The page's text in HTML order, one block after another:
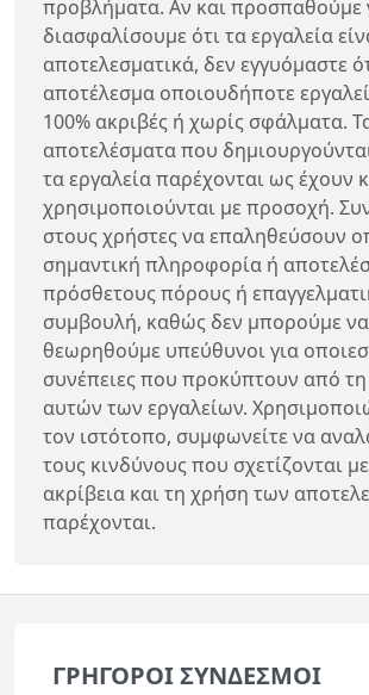
προβλήματα. Αν και προσπαθούμε
διασφαλίσουμε ότι τα εργαλεία
αποτελεσματικά, δεν εγγυόμαστε
αποτέλεσμα οποιουδήποτε
100% ακριβές ή χωρίς σφάλματα.
αποτελέσματα που
τα εργαλεία παρέχονται ως έχουν
χρησιμοποιούνται με προσοχή.
στους χρήστες να επαληθεύσουν
σημαντική πληροφορία ή
πρόσθετους πόρους ή
συμβουλή, καθώς δεν μπορούμε να
θεωρηθούμε υπεύθυνοι για
συνέπειες που προκύπτουν από
αυτών των εργαλείων.
τον ιστότοπο, συμφωνείτε να
τους κινδύνους που σχετίζονται
ακρίβεια και τη χρήση των
παρέχονται.
ΓΡΉΓΟΡΟΙ ΣΎΝΔΕΣΜΟΙ